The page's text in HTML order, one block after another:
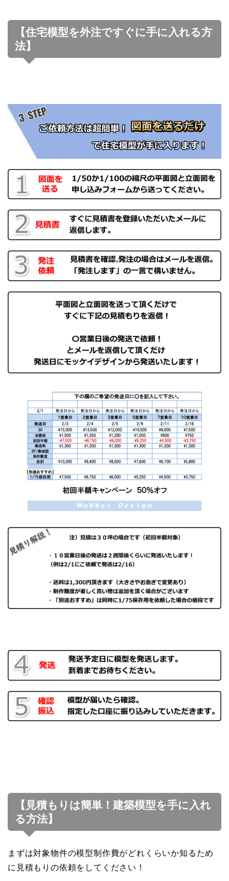
【住宅模型を外注ですぐに手に入れる方
法】
【見積もりは簡単！建築模型を手に入れ
る方法】
まずは対象物件の模型制作費がどれくらいか知るため
に見積もりの依頼をしてください！